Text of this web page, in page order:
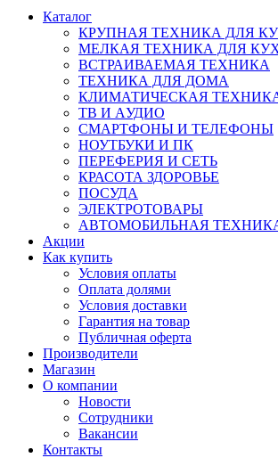
Каталог
КРУПНАЯ ТЕХНИКА ДЛЯ
МЕЛКАЯ ТЕХНИКА ДЛЯ
ВСТРАИВАЕМАЯ ТЕХНИКА
ТЕХНИКА ДЛЯ ДОМА
КЛИМАТИЧЕСКАЯ
ТВ И AУДИО
СМАРТФОНЫ И ТЕЛЕФОНЫ
НОУТБУКИ И ПК
ПЕРЕФЕРИЯ И СЕТЬ
КРАСОТА ЗДОРОВЬЕ
ПОСУДА
ЭЛЕКТРОТОВАРЫ
АВТОМОБИЛЬНАЯ
Акции
Как купить
Условия оплаты
Оплата долями
Условия доставки
Гарантия на товар
Публичная оферта
Производители
Магазин
О компании
Новости
Сотрудники
Вакансии
Контакты